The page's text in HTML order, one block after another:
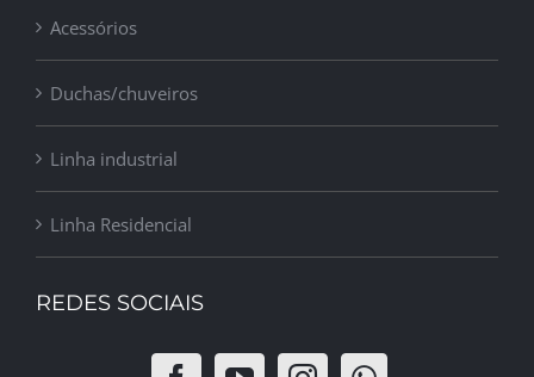
Acessórios
Duchas/chuveiros
Linha industrial
Linha Residencial
REDES SOCIAIS